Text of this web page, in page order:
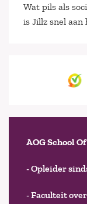
Wat pils als
is Jillz snel
AOG School
- Opleider
- Faculteit